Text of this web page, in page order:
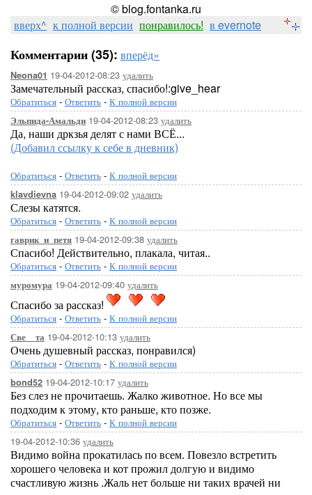
© blog.fontanka.ru
вверх^ к полной версии понравилось! в evernote
Комментарии (35): вперёд»
Neona01 19-04-2012-08:23 удалить
Замечательный рассказ, спасибо!:give_hear
Обратиться - Ответить - К полной версии
Эльпида-Амальди 19-04-2012-08:23 удалить
Да, наши дркзья делят с нами ВСЁ...
(Добавил ссылку к себе в дневник)
Обратиться - Ответить - К полной версии
klavdievna 19-04-2012-09:02 удалить
Слезы катятся.
Обратиться - Ответить - К полной версии
гаврик_и_петя 19-04-2012-09:38 удалить
Спасибо! Действительно, плакала, читая..
Обратиться - Ответить - К полной версии
муромура 19-04-2012-09:40 удалить
Спасибо за рассказ!
Обратиться - Ответить - К полной версии
Све__та 19-04-2012-10:13 удалить
Очень душевный рассказ, понравился)
Обратиться - Ответить - К полной версии
bond52 19-04-2012-10:17 удалить
Без слез не прочитаешь. Жалко животное. Но все мы
подходим к этому, кто раньше, кто позже.
Обратиться - Ответить - К полной версии
19-04-2012-10:36 удалить
Видимо война прокатилась по всем. Повезло встретить
хорошего человека и кот прожил долгую и видимо
счастливую жизнь .Жаль нет больше ни таких врачей ни